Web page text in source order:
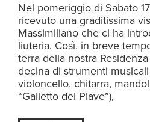
Nel pomeriggio di Sabato
ricevuto una graditissima
Massimiliano che ci ha
liuteria. Così, in breve
terra della nostra
decina di strumenti
violoncello, chitarra,
“Galletto del Piave”),